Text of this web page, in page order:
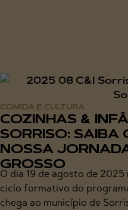
COMIDA E CULTURA
COZINHAS &
SORRISO: SAIBA
NOSSA
GROSSO
O dia 19 de agosto de
ciclo formativo do
chega ao município de